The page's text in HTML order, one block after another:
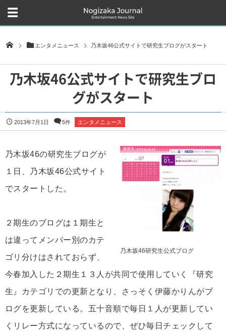
エンタメニュース 乃木坂46公式サイトで研究生ブログがスタート
乃木坂46公式サイトで研究生ブロ
グがスタート
2013年7月1日 5件 エンタメニュース
乃木坂46研究生公式ブログ
乃木坂46の研究生ブログが
１日、乃木坂46公式サイト
でスタートした。
２期生のブログは１期生と
は違ってメンバー別のカテ
ゴリ分けはされておらず、
今春加入した２期生１３人が共同で使用していく『研究
生』カテゴリでの更新となり、さっそく伊藤かりんがブ
ログを更新している。五十音順で毎日１人が更新してい
くリレー方式になっているので、ぜひ毎日チェックして